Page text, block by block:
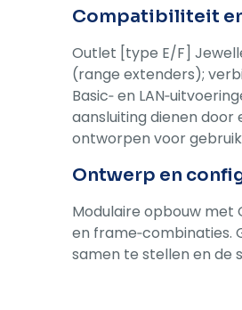
Compatibiliteit
Outlet [type E/F]
(range extenders);
Basic‑ en
aansluiting dienen
ontworpen voor
Ontwerp en
Modulaire opbouw met
en frame‑combinaties.
samen te stellen en de